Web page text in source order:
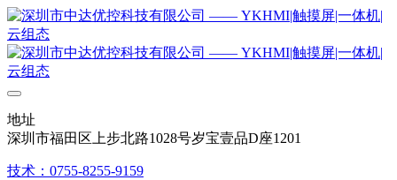
地址
深圳市福田区上步北路1028号岁宝壹品D座1201
技术：0755-8255-9159